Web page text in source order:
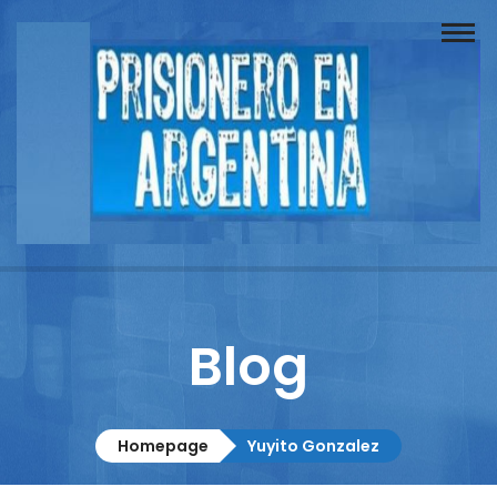
Buscador
Documentos
Columnistas
Contacto
Blog
Homepage Yuyito Gonzalez